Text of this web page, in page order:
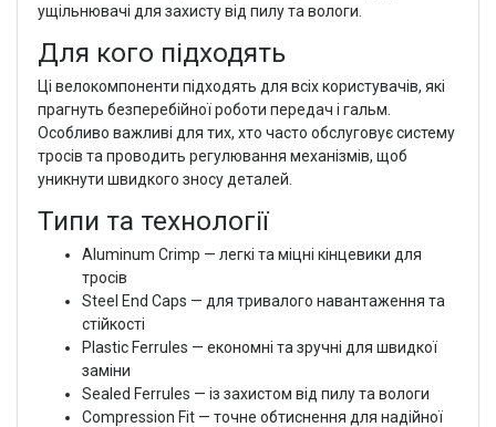
ущільнювачі для захисту від пилу та вологи.
Для кого підходять
Ці велокомпоненти підходять для всіх користувачів, які
прагнуть безперебійної роботи передач і гальм.
Особливо важливі для тих, хто часто обслуговує систему
тросів та проводить регулювання механізмів, щоб
уникнути швидкого зносу деталей.
Типи та технології
Aluminum Crimp — легкі та міцні кінцевики для
тросів
Steel End Caps — для тривалого навантаження та
стійкості
Plastic Ferrules — економні та зручні для швидкої
заміни
Sealed Ferrules — із захистом від пилу та вологи
Compression Fit — точне обтиснення для надійної